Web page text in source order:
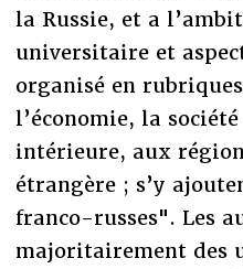
la Russie, et a
universitaire et
organisé en rubriques
l’économie, la
intérieure, aux
étrangère ; s’y
franco-russes". Les
majoritairement des